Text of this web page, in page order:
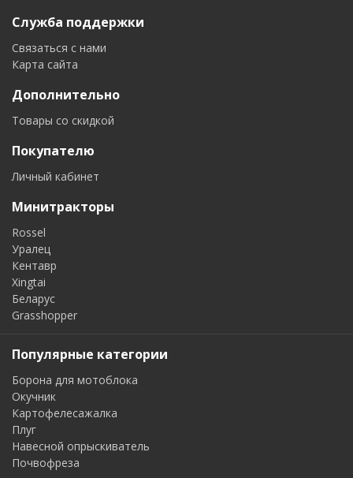
Служба поддержки
Связаться с нами
Карта сайта
Дополнительно
Товары со скидкой
Покупателю
Личный кабинет
Минитракторы
Rossel
Уралец
Кентавр
Xingtai
Беларус
Grasshopper
Популярные категории
Борона для мотоблока
Окучник
Картофелесажалка
Плуг
Навесной опрыскиватель
Почвофреза